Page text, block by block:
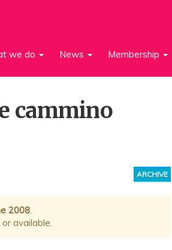
we do News Membership
cammino
ARCHIVE
2008.
available.